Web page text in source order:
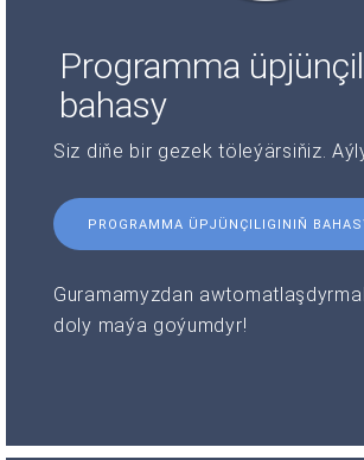
Programma
bahasy
Siz diňe bir gezek töleýärsiňiz.
PROGRAMMA ÜPJÜNÇILIGINIŇ
Guramamyzdan
doly maýa goýumdyr!